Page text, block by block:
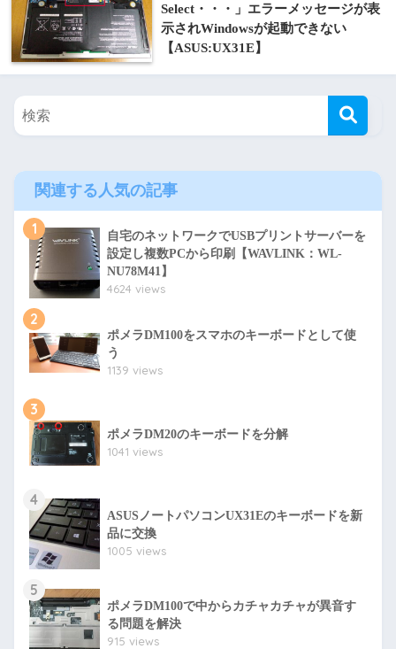
Select・・・」エラーメッセージが表
示されWindowsが起動できない
【ASUS:UX31E】
関連する人気の記事
1
自宅のネットワークでUSBプリントサーバーを
設定し複数PCから印刷【WAVLINK：WL-
NU78M41】
4624 views
2
ポメラDM100をスマホのキーボードとして使
う
1139 views
3
ポメラDM20のキーボードを分解
1041 views
4
ASUSノートパソコンUX31Eのキーボードを新
品に交換
1005 views
5
ポメラDM100で中からカチャカチャが異音す
る問題を解決
915 views